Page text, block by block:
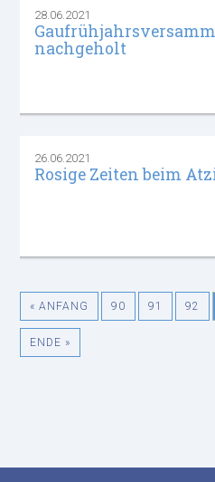
28.06.2021
nachgeholt
26.06.2021
Rosige Zeiten beim
« ANFANG 90 91 92
ENDE »